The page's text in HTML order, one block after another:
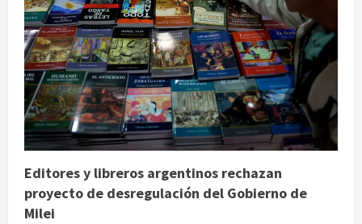
Editores y libreros argentinos rechazan
proyecto de desregulación del Gobierno de
Milei